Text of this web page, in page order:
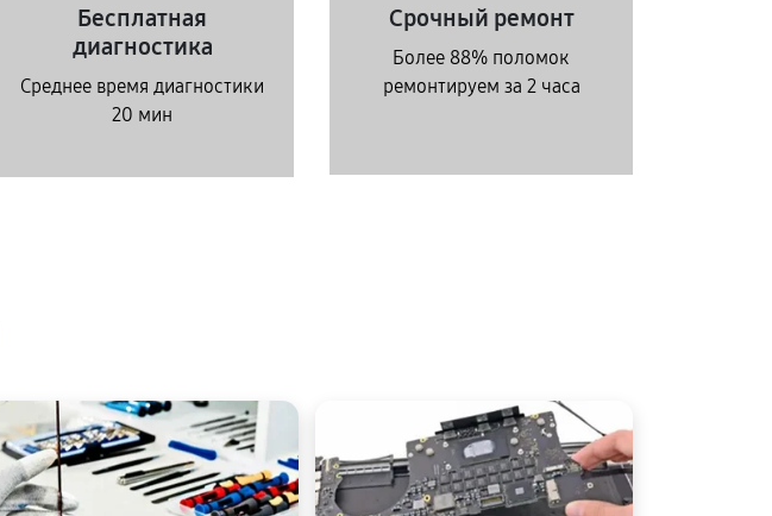
Бесплатная
диагностика
Среднее время диагностики
20 мин
Срочный ремонт
Более 88% поломок
ремонтируем за 2 часа